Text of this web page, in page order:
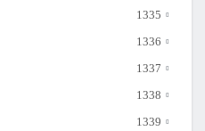
1335
1336
1337
1338
1339